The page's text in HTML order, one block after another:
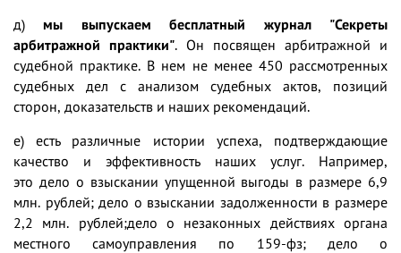
д)мы выпускаем бесплатный журнал "Секреты
арбитражной практики". Он посвящен арбитражной и
судебной практике. В нем не менее 450 рассмотренных
судебных дел с анализом судебных актов, позиций
сторон, доказательств и наших рекомендаций.
е) есть различные истории успеха, подтверждающие
качество и эффективность наших услуг. Например,
это дело о взыскании упущенной выгоды в размере 6,9
млн. рублей;дело о взыскании задолженности в размере
2,2 млн. рублей;дело о незаконных действиях органа
местного самоуправления по 159-фз; дело о